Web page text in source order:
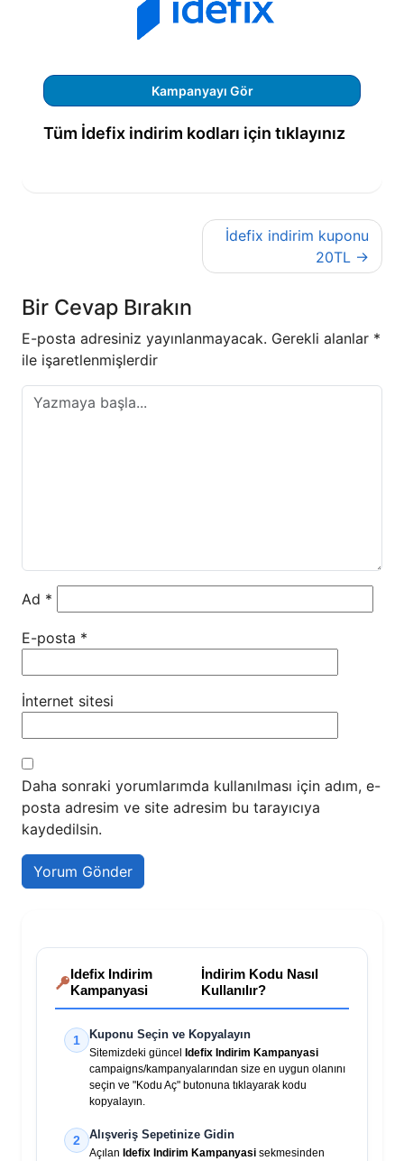
Kampanyayı Gör
Tüm İdefix indirim kodları için tıklayınız
İdefix indirim kuponu
20TL
Bir Cevap Bırakın
E-posta adresiniz yayınlanmayacak. Gerekli alanlar *
ile işaretlenmişlerdir
Ad *
E-posta *
İnternet sitesi
Daha sonraki yorumlarımda kullanılması için adım, e-
posta adresim ve site adresim bu tarayıcıya
kaydedilsin.
Idefix Indirim
Kampanyasi
İndirim Kodu Nasıl
Kullanılır?
1 Kuponu Seçin ve Kopyalayın
Sitemizdeki güncel
Idefix Indirim Kampanyasi
campaigns/kampanyalarından size en uygun olanını
seçin ve "Kodu Aç" butonuna tıklayarak kodu
kopyalayın.
2 Alışveriş Sepetinize Gidin
Açılan Idefix Indirim Kampanyasi sekmesinden